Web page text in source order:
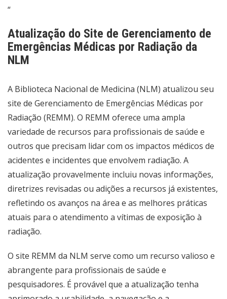
“
Atualização do Site de Gerenciamento de
Emergências Médicas por Radiação da
NLM
A Biblioteca Nacional de Medicina (NLM) atualizou seu
site de Gerenciamento de Emergências Médicas por
Radiação (REMM). O REMM oferece uma ampla
variedade de recursos para profissionais de saúde e
outros que precisam lidar com os impactos médicos de
acidentes e incidentes que envolvem radiação. A
atualização provavelmente incluiu novas informações,
diretrizes revisadas ou adições a recursos já existentes,
refletindo os avanços na área e as melhores práticas
atuais para o atendimento a vítimas de exposição à
radiação.
O site REMM da NLM serve como um recurso valioso e
abrangente para profissionais de saúde e
pesquisadores. É provável que a atualização tenha